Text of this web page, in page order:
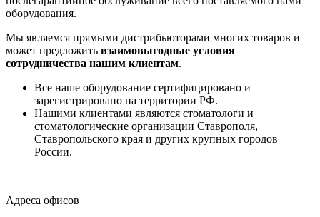
оборудования.
Мы являемся прямыми дистрибьюторами многих товаров и
может предложить взаимовыгодные условия
сотрудничества нашим клиентам.
Все наше оборудование сертифицировано и
зарегистрировано на территории РФ.
Нашими клиентами являются стоматологи и
стоматологические организации Ставрополя,
Ставропольского края и других крупных городов
России.
Адреса офисов